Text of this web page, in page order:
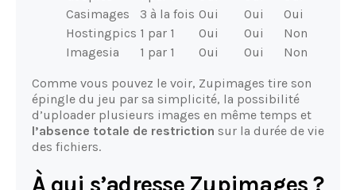
Casimages
3 à la fois Oui Oui
Oui
Hostingpics 1 par 1 Oui Oui
Non
Imagesia
1 par 1 Oui Oui Non
Comme vous pouvez le voir, Zupimages tire son
épingle du jeu par sa simplicité, la possibilité
d’uploader plusieurs images en même temps et
l’absence totale de restriction sur la durée de vie
des fichiers.
À qui s’adresse Zupimages ?